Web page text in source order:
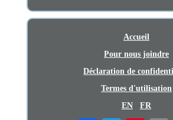
Accueil
Pour nous joindre
Déclaration de
Termes d'utilisation
EN
FR